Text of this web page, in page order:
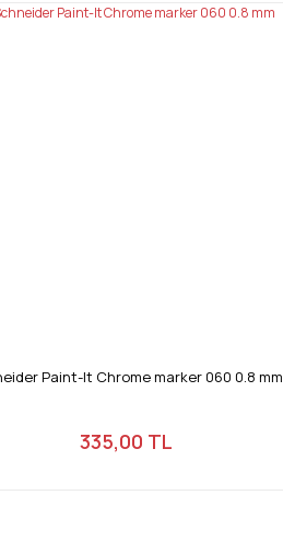
Paint-It Chrome marker 060 0.8 mm
335,00 TL